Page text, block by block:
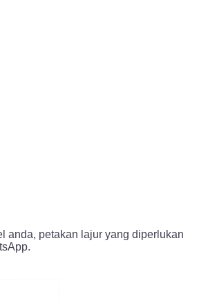
anda, petakan lajur yang diperlukan